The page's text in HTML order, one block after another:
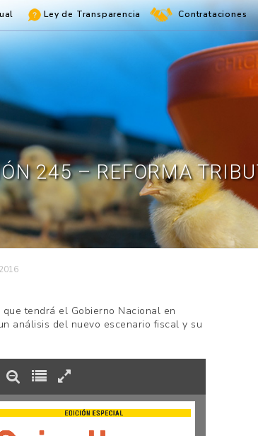
Ley de Transparencia Contrataciones
245 – REFORMA
tendrá el Gobierno Nacional en
análisis del nuevo escenario fiscal y su